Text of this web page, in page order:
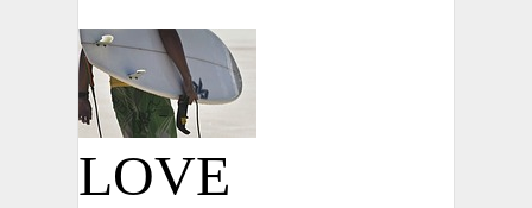
LOVE